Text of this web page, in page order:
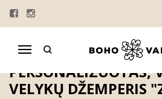
Navigacija
Pagrindinis
MARŠKINĖLIAI TĖČIUI
Personalizuotas, vaikiškas Velykų
PERSONALIZUOTAS,
VELYKŲ DŽEMPERIS